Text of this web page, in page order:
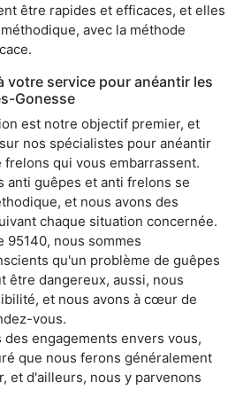
être rapides et efficaces, et elles
avec la méthode
votre service pour anéantir les
Gonesse
est notre objectif premier, et
nos spécialistes pour anéantir
frelons qui vous embarrassent.
anti guêpes et anti frelons se
et nous avons des
chaque situation concernée.
95140, nous sommes
qu'un problème de guêpes
être dangereux, aussi, nous
et nous avons à cœur de
vous.
engagements envers vous,
que nous ferons généralement
et d'ailleurs, nous y parvenons